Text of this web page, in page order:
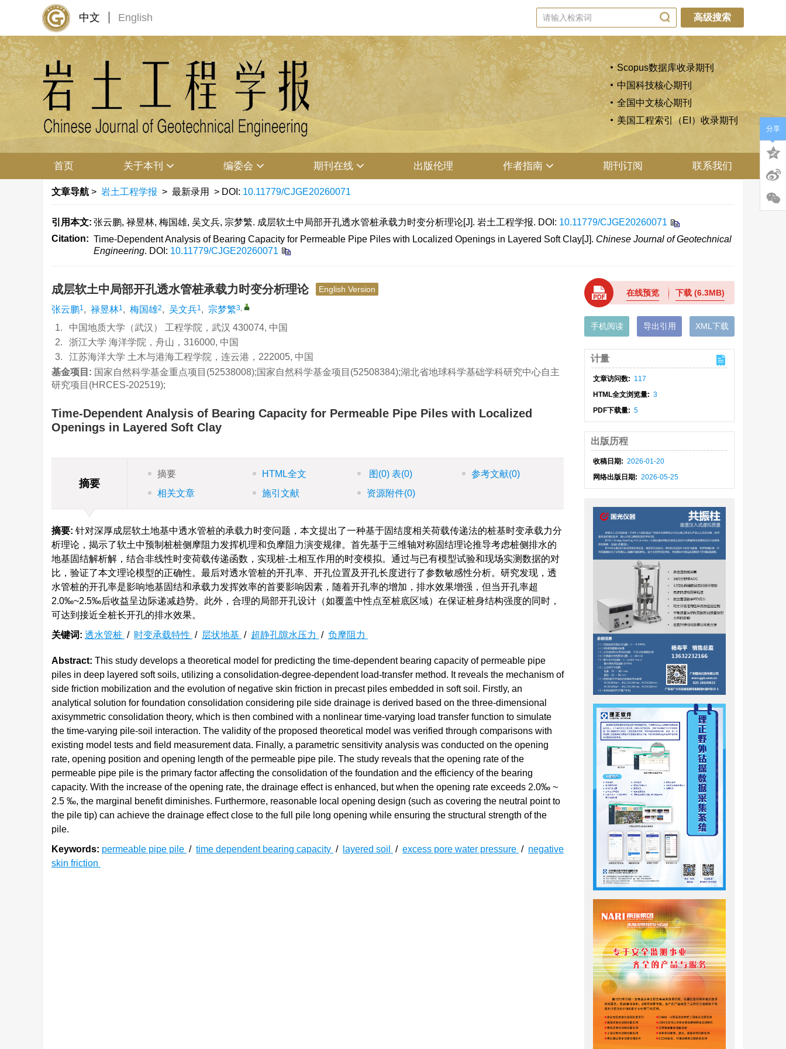
中文 English 高级搜索
Scopus数据库收录期刊
中国科技核心期刊
全国中文核心期刊
美国工程索引（EI）收录期刊
首页 关于本刊 编委会 期刊在线 出版伦理 作者指南 期刊订阅 联系我们
文章导航 > 岩土工程学报 > 最新录用 > DOI: 10.11779/CJGE20260071
引用本文: 张云鹏, 禄昱林, 梅国雄, 吴文兵, 宗梦繁. 成层软土中局部开孔透水管桩承载力时变分析理论[J]. 岩土工程学报. DOI: 10.11779/CJGE20260071
Citation: Time-Dependent Analysis of Bearing Capacity for Permeable Pipe Piles with Localized Openings in Layered Soft Clay[J]. Chinese Journal of Geotechnical
Engineering. DOI: 10.11779/CJGE20260071
成层软土中局部开孔透水管桩承载力时变分析理论 English Version
张云鹏1, 禄昱林1, 梅国雄2, 吴文兵1, 宗梦繁3,
1.
中国地质大学（武汉） 工程学院，武汉 430074, 中国
2.
浙江大学 海洋学院，舟山，316000, 中国
3.
江苏海洋大学 土木与港海工程学院，连云港，222005, 中国
基金项目: 国家自然科学基金重点项目(52538008);国家自然科学基金项目(52508384);湖北省地球科学基础学科研究中心自主
研究项目(HRCES-202519);
Time-Dependent Analysis of Bearing Capacity for Permeable Pipe Piles with Localized
Openings in Layered Soft Clay
摘要
摘要 HTML全文 图 (0) 表(0) 参考文献(0)
相关文章
施引文献 资源附件(0)
摘要: 针对深厚成层软土地基中透水管桩的承载力时变问题，本文提出了一种基于固结度相关荷载传递法的桩基时变承载力分
析理论，揭示了软土中预制桩桩侧摩阻力发挥机理和负摩阻力演变规律。首先基于三维轴对称固结理论推导考虑桩侧排水的
地基固结解析解，结合非线性时变荷载传递函数，实现桩-土相互作用的时变模拟。通过与已有模型试验和现场实测数据的对
比，验证了本文理论模型的正确性。最后对透水管桩的开孔率、开孔位置及开孔长度进行了参数敏感性分析。研究发现，透
水管桩的开孔率是影响地基固结和承载力发挥效率的首要影响因素，随着开孔率的增加，排水效果增强，但当开孔率超
2.0‰~2.5‰后收益呈边际递减趋势。此外，合理的局部开孔设计（如覆盖中性点至桩底区域）在保证桩身结构强度的同时，
可达到接近全桩长开孔的排水效果。
关键词: 透水管桩 / 时变承载特性 / 层状地基 / 超静孔隙水压力 / 负摩阻力
Abstract: This study develops a theoretical model for predicting the time-dependent bearing capacity of permeable pipe
piles in deep layered soft soils, utilizing a consolidation-degree-dependent load-transfer method. It reveals the mechanism of
side friction mobilization and the evolution of negative skin friction in precast piles embedded in soft soil. Firstly, an
analytical solution for foundation consolidation considering pile side drainage is derived based on the three-dimensional
axisymmetric consolidation theory, which is then combined with a nonlinear time-varying load transfer function to simulate
the time-varying pile-soil interaction. The validity of the proposed theoretical model was verified through comparisons with
existing model tests and field measurement data. Finally, a parametric sensitivity analysis was conducted on the opening
rate, opening position and opening length of the permeable pipe pile. The study reveals that the opening rate of the
permeable pipe pile is the primary factor affecting the consolidation of the foundation and the efficiency of the bearing
capacity. With the increase of the opening rate, the drainage effect is enhanced, but when the opening rate exceeds 2.0‰ ~
2.5 ‰, the marginal benefit diminishes. Furthermore, reasonable local opening design (such as covering the neutral point to
the pile tip) can achieve the drainage effect close to the full pile long opening while ensuring the structural strength of the
pile.
Keywords: permeable pipe pile / time dependent bearing capacity / layered soil / excess pore water pressure / negative
skin friction
在线预览 下载(6.3MB)
手机阅读 导出引用 XML下载
计量
文章访问数: 117
HTML全文浏览量: 3
PDF下载量: 5
出版历程
收稿日期: 2026-01-20
网络出版日期: 2026-05-25
分享